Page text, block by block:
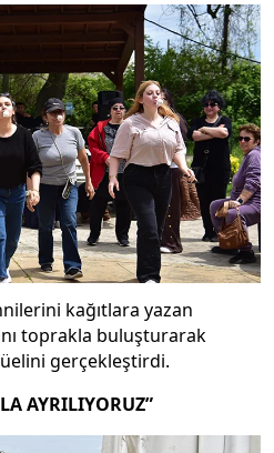
kağıtlara yazan
toprakla buluşturarak
gerçekleştirdi.
AYRILIYORUZ”